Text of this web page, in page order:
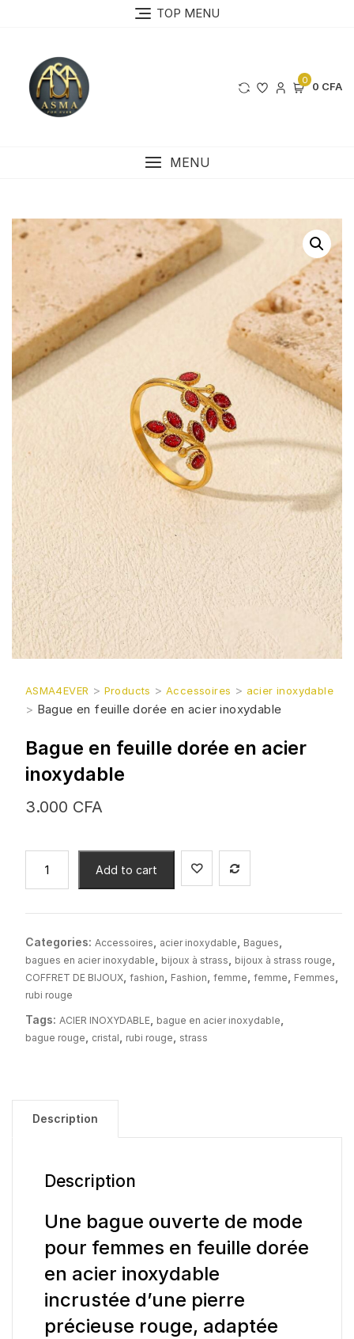
TOP MENU
0 0 CFA
MENU
ASMA4EVER > Products > Accessoires > acier inoxydable
> Bague en feuille dorée en acier inoxydable
Bague en feuille dorée en acier
inoxydable
3.000 CFA
dorée
en
acier
inoxydable
quantity
Add to cart
Categories: Accessoires acier inoxydable Bagues
bagues en acier inoxydable bijoux à strass bijoux à strass rouge
COFFRET DE BIJOUX, fashion Fashion femme femme Femmes
rubi rouge
Tags: ACIER INOXYDABLE bague en acier inoxydable
bague rouge cristal rubi rouge strass
Description
Description
Une bague ouverte de mode
pour femmes en feuille dorée
en acier inoxydable
incrustée d’une pierre
précieuse rouge, adaptée